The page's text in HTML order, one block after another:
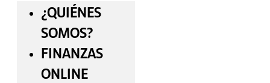
¿QUIÉNES
SOMOS?
FINANZAS
ONLINE